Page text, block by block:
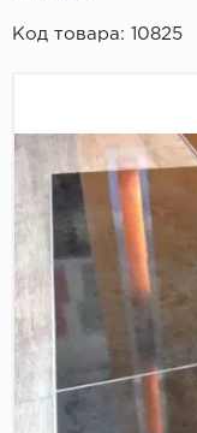
Пробковое покрытие
Код товара: 10825